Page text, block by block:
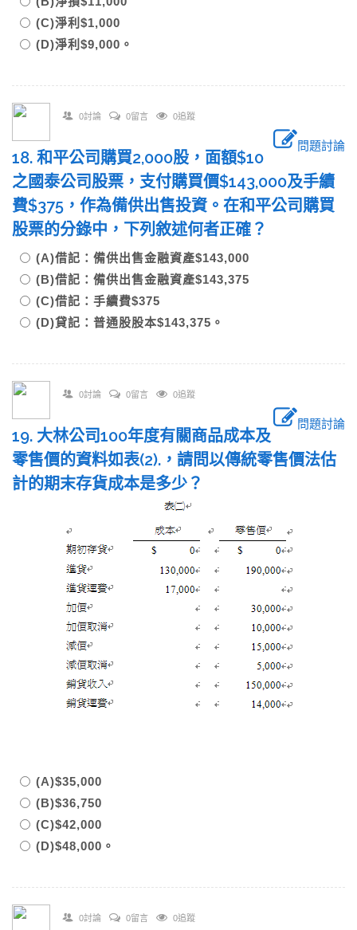
(C)淨利$1,000
(D)淨利$9,000。
0討論 0留言 0追蹤
問題討論
18. 和平公司購買2,000股，面額$10
之國泰公司股票，支付購買價$143,000及手續
費$375，作為備供出售投資。在和平公司購買
股票的分錄中，下列敘述何者正確？
(A)借記：備供出售金融資產$143,000
(B)借記：備供出售金融資產$143,375
(C)借記：手續費$375
(D)貸記：普通股股本$143,375。
0討論 0留言 0追蹤
問題討論
19. 大林公司100年度有關商品成本及
零售價的資料如表(2).，請問以傳統零售價法估
計的期末存貨成本是多少？
(A)$35,000
(B)$36,750
(C)$42,000
(D)$48,000。
0討論 0留言 0追蹤